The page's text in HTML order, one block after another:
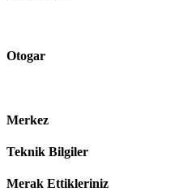
Otogar
Merkez
Teknik Bilgiler
Merak Ettikleriniz